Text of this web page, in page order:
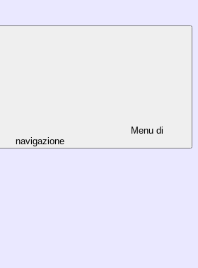
Menu di
navigazione